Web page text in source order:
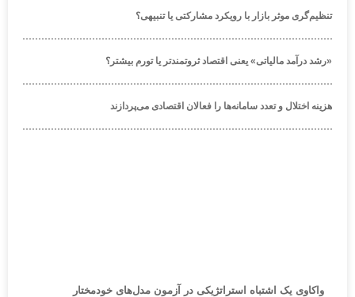
تنظیم‌گری موثر بازار با رویکرد مشارکتی یا تنبیهی؟
«رشد درآمد مالیاتی» یعنی اقتصاد ثروتمندتر یا تورم بیشتر؟
هزینه اختلال و تعدد سامانه‌ها را فعالان اقتصادی می‌پردازند
واکاوی یک اشتباه استراتژیکی در آزمون مدل‌های خودمختار